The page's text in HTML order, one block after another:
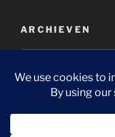
ARCHIEVEN